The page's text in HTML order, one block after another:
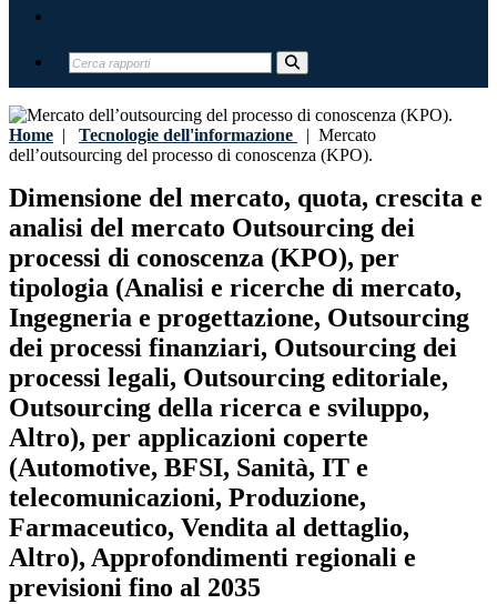
Home | Tecnologie dell'informazione | Mercato
dell’outsourcing del processo di conoscenza (KPO).
Dimensione del mercato, quota, crescita e
analisi del mercato Outsourcing dei
processi di conoscenza (KPO), per
tipologia (Analisi e ricerche di mercato,
Ingegneria e progettazione, Outsourcing
dei processi finanziari, Outsourcing dei
processi legali, Outsourcing editoriale,
Outsourcing della ricerca e sviluppo,
Altro), per applicazioni coperte
(Automotive, BFSI, Sanità, IT e
telecomunicazioni, Produzione,
Farmaceutico, Vendita al dettaglio,
Altro), Approfondimenti regionali e
previsioni fino al 2035